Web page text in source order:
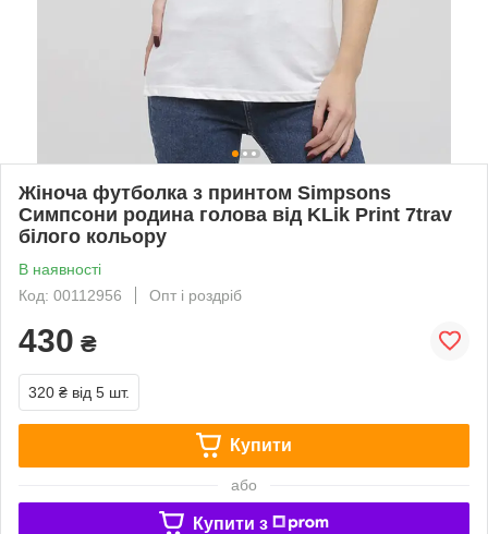
Жіноча футболка з принтом Simpsons
Симпсони родина голова від KLik Print 7trav
білого кольору
В наявності
Код: 00112956
Опт і роздріб
430 ₴
320 ₴ від 5 шт.
Купити
або
Купити з